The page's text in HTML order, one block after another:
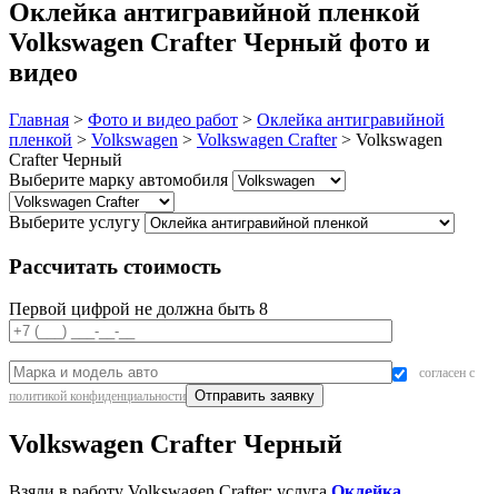
Оклейка антигравийной пленкой
Volkswagen Crafter Черный фото и
видео
Главная > Фото и видео работ > Оклейка антигравийной
пленкой > Volkswagen > Volkswagen Crafter > Volkswagen
Crafter Черный
Выберите марку автомобиля
Выберите услугу
Рассчитать стоимость
Первой цифрой не должна быть 8
согласен с
политикой конфиденциальности
Volkswagen Crafter Черный